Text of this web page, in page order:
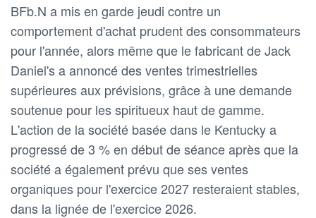
BFb.N a mis en garde jeudi contre un
comportement d'achat prudent des consommateurs
pour l'année, alors même que le fabricant de Jack
Daniel's a annoncé des ventes trimestrielles
supérieures aux prévisions, grâce à une demande
soutenue pour les spiritueux haut de gamme.
L'action de la société basée dans le Kentucky a
progressé de 3 % en début de séance après que la
société a également prévu que ses ventes
organiques pour l'exercice 2027 resteraient stables,
dans la lignée de l'exercice 2026.